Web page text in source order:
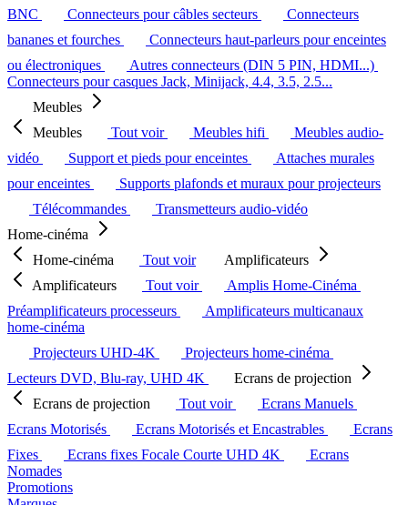
BNC
Connecteurs pour câbles secteurs
Connecteurs
bananes et fourches
Connecteurs haut-parleurs pour enceintes
ou électroniques
Autres connecteurs (DIN 5 PIN, HDMI...)
Connecteurs pour casques Jack, Minijack, 4.4, 3.5, 2.5...
Meubles
Meubles
Tout voir Meubles hifi
Meubles audio-
vidéo
Support et pieds pour enceintes
Attaches murales
pour enceintes
Supports plafonds et muraux pour projecteurs
Télécommandes
Transmetteurs audio-vidéo
Home-cinéma
Home-cinéma
Tout voir
Amplificateurs
Amplificateurs
Tout voir
Amplis Home-Cinéma
Préamplificateurs processeurs
Amplificateurs multicanaux
home-cinéma
Projecteurs UHD-4K
Projecteurs home-cinéma
Lecteurs DVD, Blu-ray, UHD 4K
Ecrans de projection
Ecrans de projection
Tout voir
Ecrans Manuels
Ecrans Motorisés
Ecrans Motorisés et Encastrables
Ecrans
Fixes
Ecrans fixes Focale Courte UHD 4K
Ecrans
Nomades
Promotions